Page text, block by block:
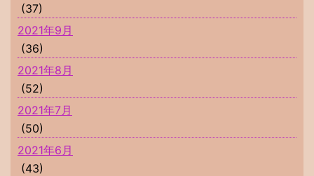
(37)
2021年9月
(36)
2021年8月
(52)
2021年7月
(50)
2021年6月
(43)